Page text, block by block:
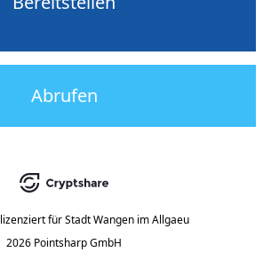
Abrufen
lizenziert für Stadt Wangen im Allgaeu
2026 Pointsharp GmbH